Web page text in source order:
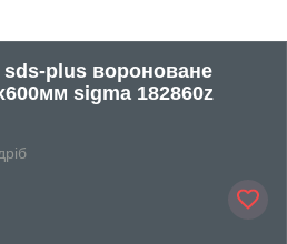
plus вороноване
sigma 182860z